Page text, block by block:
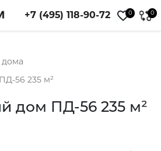
+7 (495) 118-90-72 0 0
56 235 м²
дом ПД-56 235 м²